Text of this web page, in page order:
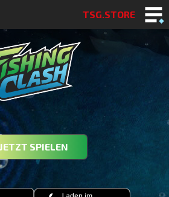
TSG.STORE
JETZT SPIELEN